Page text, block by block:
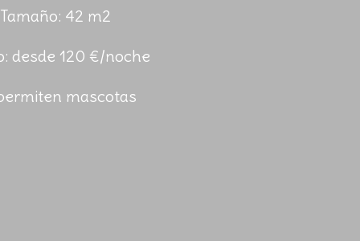
Tamaño: 42 m2
desde 120 €/noche
mascotas